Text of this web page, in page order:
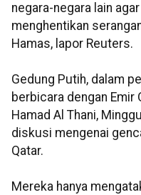
negara-negara lain
menghentikan
Hamas, lapor Reuters.
Gedung Putih, dalam
berbicara dengan Emir
Hamad Al Thani,
diskusi mengenai
Qatar.
Mereka hanya